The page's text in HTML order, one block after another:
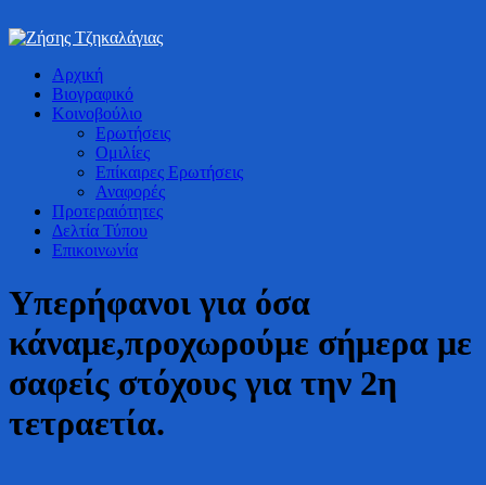
Ζήσης Τζηκαλάγιας
Bουλευτής Ν. Καστοριάς
Αρχική
Βιογραφικό
Κοινοβούλιο
Ερωτήσεις
Ομιλίες
Επίκαιρες Ερωτήσεις
Αναφορές
Προτεραιότητες
Δελτία Τύπου
Επικοινωνία
Υπερήφανοι για όσα
κάναμε,προχωρούμε σήμερα με
σαφείς στόχους για την 2η
τετραετία.